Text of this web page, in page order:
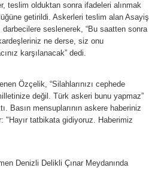
teslim olduktan sonra ifadeleri alınmak
getirildi. Askerleri teslim alan Asayiş
seslenerek, “Bu saatten sonra
ne derse, siz onu
karşılanacak” dedi.
Özçelik, “Silahlarınızı cephede
değil. Türk askeri bunu yapmaz”
Basın mensuplarının askere haberiniz
"Hayır tatbikata gidiyoruz. Haberimiz
Denizli Delikli Çınar Meydanında